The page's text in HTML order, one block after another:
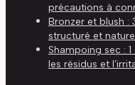
précautions à
Bronzer et blush :
structuré et
Shampoing sec :
les résidus et